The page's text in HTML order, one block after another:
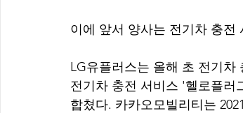
이에 앞서 양사는 전기차 충전
LG유플러스는 올해 초 전기
전기차 충전 서비스 '헬로플러
합쳤다. 카카오모빌리티는